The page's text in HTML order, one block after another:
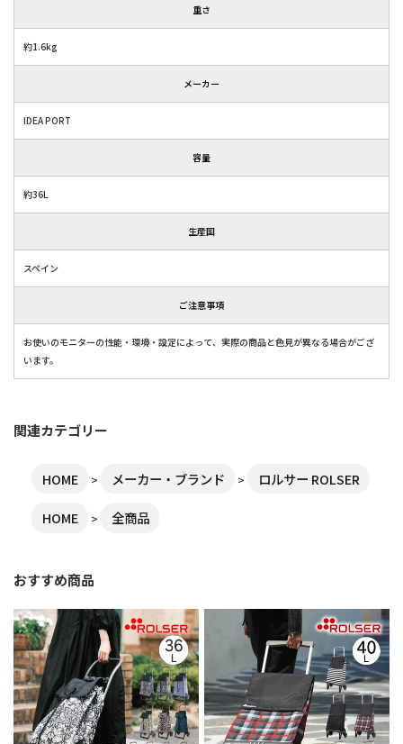
重さ
約1.6kg
メーカー
IDEA PORT
容量
約36L
生産国
スペイン
ご注意事項
お使いのモニターの性能・環境・設定によって、実際の商品と色見が異なる場合がござ
います。
関連カテゴリー
HOME メーカー・ブランド ロルサー ROLSER
HOME 全商品
おすすめ商品